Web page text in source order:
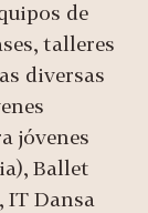
de
talleres
diversas
jóvenes
Ballet
IT Dansa